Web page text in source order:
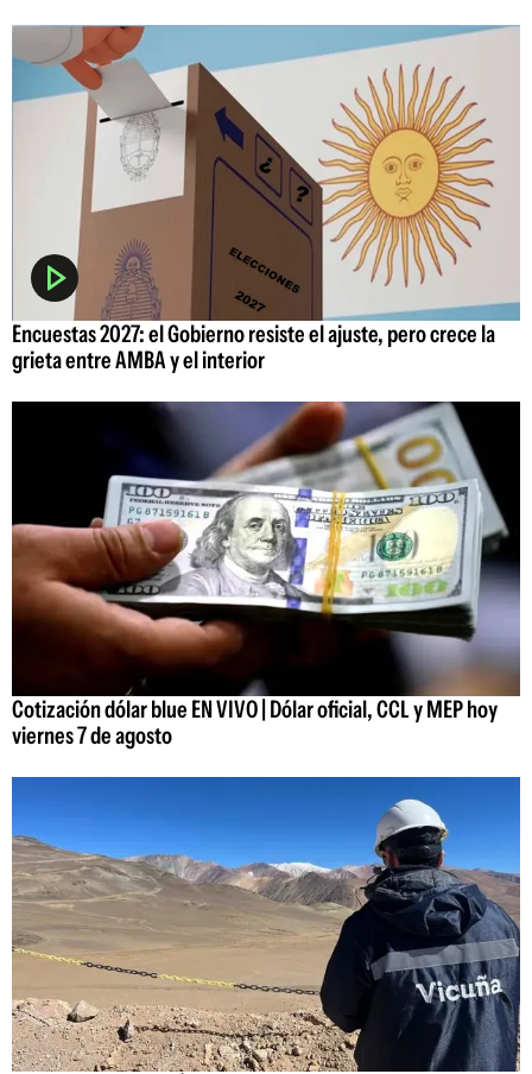
Encuestas 2027: el Gobierno resiste el ajuste, pero crece la
grieta entre AMBA y el interior
Cotización dólar blue EN VIVO | Dólar oficial, CCL y MEP hoy
viernes 7 de agosto